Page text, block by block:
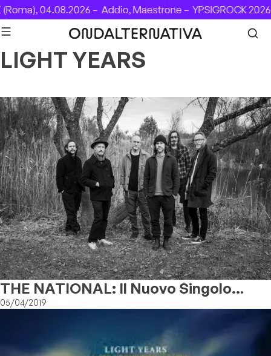
Skip to content04.08.2026 –Addio, Maestrone –YPSIGROCK 2026:
LIGHT YEARS
THE NATIONAL: Il Nuovo Singolo
“LIGHT YEARS”
05/04/2019